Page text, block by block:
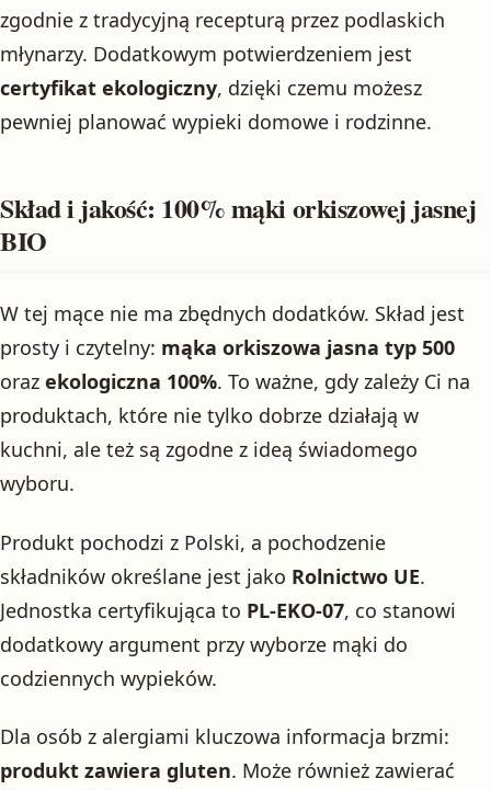
zgodnie z tradycyjną recepturą przez podlaskich
młynarzy. Dodatkowym potwierdzeniem jest
certyfikat ekologiczny, dzięki czemu możesz
pewniej planować wypieki domowe i rodzinne.
Skład i jakość: 100% mąki orkiszowej jasnej
BIO
W tej mące nie ma zbędnych dodatków. Skład jest
prosty i czytelny: mąka orkiszowa jasna typ 500
oraz ekologiczna 100%. To ważne, gdy zależy Ci na
produktach, które nie tylko dobrze działają w
kuchni, ale też są zgodne z ideą świadomego
wyboru.
Produkt pochodzi z Polski, a pochodzenie
składników określane jest jako Rolnictwo UE.
Jednostka certyfikująca to PL-EKO-07, co stanowi
dodatkowy argument przy wyborze mąki do
codziennych wypieków.
Dla osób z alergiami kluczowa informacja brzmi:
produkt zawiera gluten. Może również zawierać